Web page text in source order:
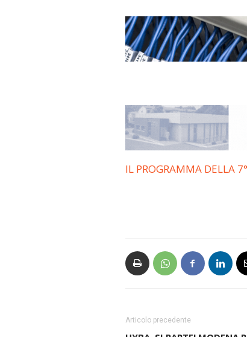
IL PROGRAMMA DELLA
Articolo precedente